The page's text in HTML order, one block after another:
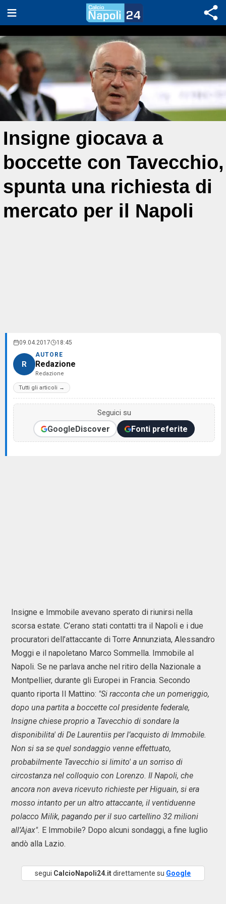
Insigne giocava a
boccette con Tavecchio,
spunta una richiesta di
mercato per il Napoli
09.04.2017 18:45
R
AUTORE
Redazione
Redazione
Tutti gli articoli →
Seguici su
GoogleDiscover Fonti preferite
Insigne e Immobile avevano sperato di riunirsi nella
scorsa estate. C’erano stati contatti tra il Napoli e i due
procuratori dell’attaccante di Torre Annunziata, Alessandro
Moggi e il napoletano Marco Sommella. Immobile al
Napoli. Se ne parlava anche nel ritiro della Nazionale a
Montpellier, durante gli Europei in Francia. Secondo
quanto riporta Il Mattino: "Si racconta che un pomeriggio,
dopo una partita a boccette col presidente federale,
Insigne chiese proprio a Tavecchio di sondare la
disponibilita' di De Laurentiis per l’acquisto di Immobile.
Non si sa se quel sondaggio venne effettuato,
probabilmente Tavecchio si limito' a un sorriso di
circostanza nel colloquio con Lorenzo. Il Napoli, che
ancora non aveva ricevuto richieste per Higuain, si era
mosso intanto per un altro attaccante, il ventiduenne
polacco Milik, pagando per il suo cartellino 32 milioni
all’Ajax". E Immobile? Dopo alcuni sondaggi, a fine luglio
andò alla Lazio.
segui CalcioNapoli24.itdirettamente su Google